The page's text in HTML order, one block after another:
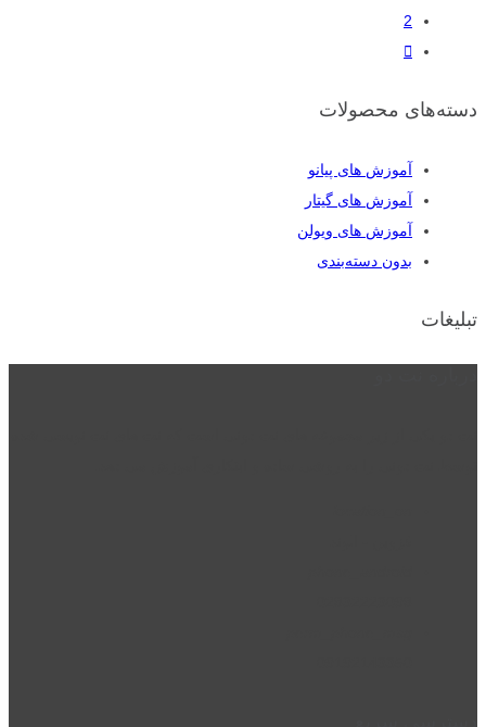
2
دسته‌های محصولات
آموزش های پیانو
آموزش های گیتار
آموزش های ویولن
بدون دسته‌بندی
تبلیغات